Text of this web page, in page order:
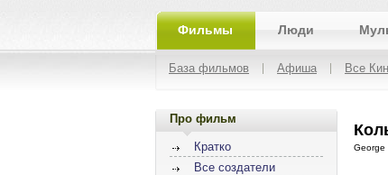
Фильмы Люди
База фильмов Афиша Все
Про фильм
Кратко
Все создатели
George